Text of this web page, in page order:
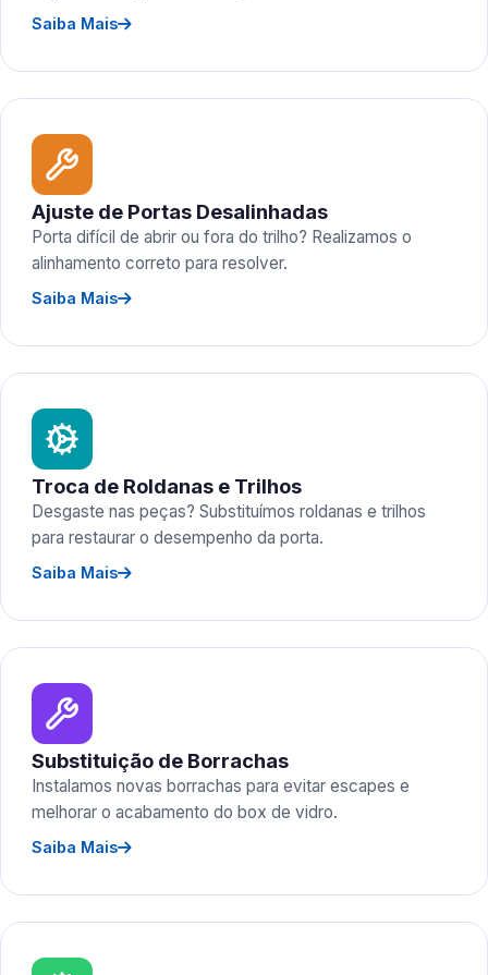
Saiba Mais
Ajuste de Portas Desalinhadas
Porta difícil de abrir ou fora do trilho? Realizamos o
alinhamento correto para resolver.
Saiba Mais
Troca de Roldanas e Trilhos
Desgaste nas peças? Substituímos roldanas e trilhos
para restaurar o desempenho da porta.
Saiba Mais
Substituição de Borrachas
Instalamos novas borrachas para evitar escapes e
melhorar o acabamento do box de vidro.
Saiba Mais